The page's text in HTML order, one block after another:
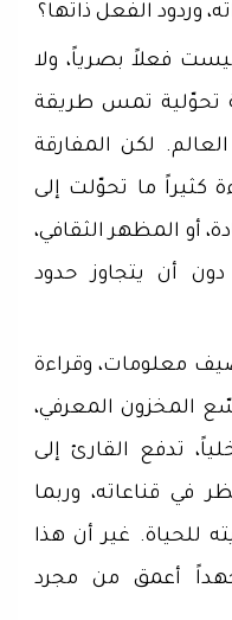
وردود الفعل ذاتها؟
فعلاً بصرياً، ولا
تحوّلية تمس طريقة
لكن المفارقة
كثيراً ما تحوّلت إلى
أو المظهر الثقافي،
أن يتجاوز حدود
معلومات، وقراءة
المخزون المعرفي،
تدفع القارئ إلى
في قناعاته، وربما
للحياة. غير أن هذا
أعمق من مجرد